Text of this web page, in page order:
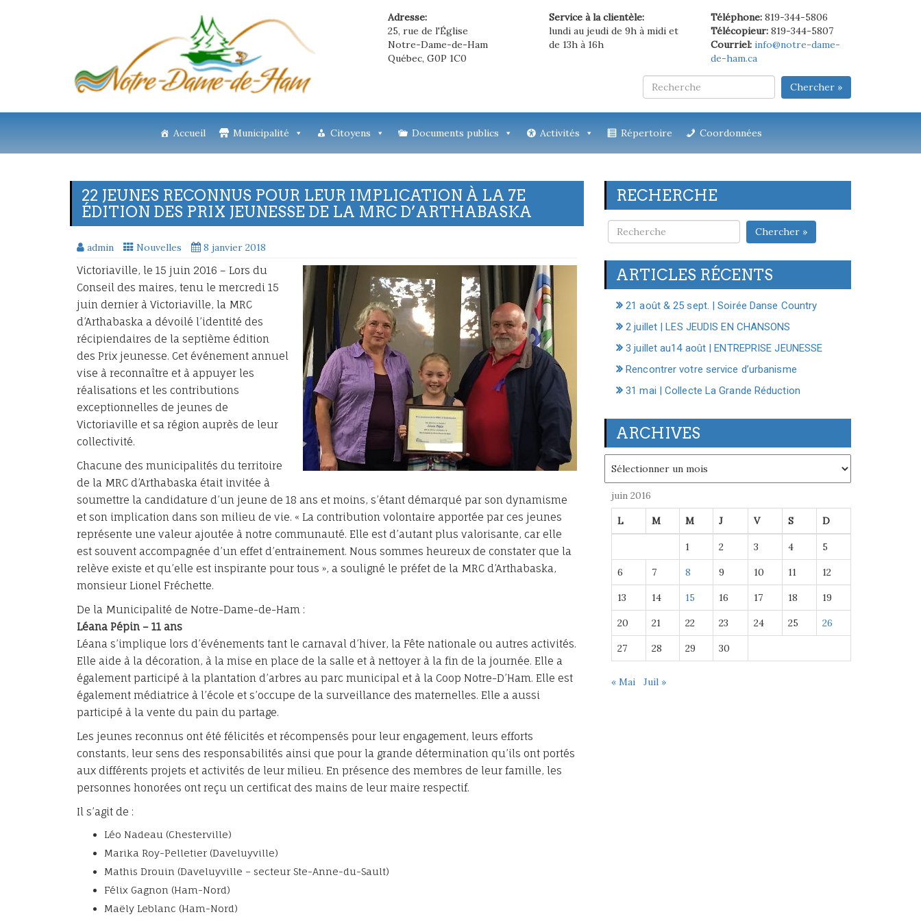
Adresse:
25, rue de l'Église
Notre-Dame-de-Ham
Québec, G0P 1C0
Service à la clientèle:
lundi au jeudi de 9h à midi et
de 13h à 16h
Téléphone:819-344-5806
Télécopieur:819-344-5807
Courriel: info@notre-dame-
de-ham.ca
Chercher »
Accueil Municipalité Citoyens Documents publics Activités Répertoire Coordonnées
22 JEUNES RECONNUS POUR LEUR IMPLICATION À LA 7E
ÉDITION DES PRIX JEUNESSE DE LA MRC D’ARTHABASKA
admin Nouvelles 8 janvier 2018
Victoriaville, le 15 juin 2016 – Lors du
Conseil des maires, tenu le mercredi 15
juin dernier à Victoriaville, la MRC
d’Arthabaska a dévoilé l’identité des
récipiendaires de la septième édition
des Prix jeunesse. Cet événement annuel
vise à reconnaître et à appuyer les
réalisations et les contributions
exceptionnelles de jeunes de
Victoriaville et sa région auprès de leur
collectivité.
Chacune des municipalités du territoire
de la MRC d’Arthabaska était invitée à
soumettre la candidature d’un jeune de 18 ans et moins, s’étant démarqué par son dynamisme
et son implication dans son milieu de vie. « La contribution volontaire apportée par ces jeunes
représente une valeur ajoutée à notre communauté. Elle est d’autant plus valorisante, car elle
est souvent accompagnée d’un effet d’entrainement. Nous sommes heureux de constater que la
relève existe et qu’elle est inspirante pour tous », a souligné le préfet de la MRC d’Arthabaska,
monsieur Lionel Fréchette.
De la Municipalité de Notre-Dame-de-Ham :
Léana Pépin – 11 ans
Léana s’implique lors d’événements tant le carnaval d’hiver, la Fête nationale ou autres activités.
Elle aide à la décoration, à la mise en place de la salle et à nettoyer à la fin de la journée. Elle a
également participé à la plantation d’arbres au parc municipal et à la Coop Notre-D’Ham. Elle est
également médiatrice à l’école et s’occupe de la surveillance des maternelles. Elle a aussi
participé à la vente du pain du partage.
Les jeunes reconnus ont été félicités et récompensés pour leur engagement, leurs efforts
constants, leur sens des responsabilités ainsi que pour la grande détermination qu’ils ont portés
aux différents projets et activités de leur milieu. En présence des membres de leur famille, les
personnes honorées ont reçu un certificat des mains de leur maire respectif.
Il s’agit de :
Léo Nadeau (Chesterville)
Marika Roy-Pelletier (Daveluyville)
Mathis Drouin (Daveluyville – secteur Ste-Anne-du-Sault)
Félix Gagnon (Ham-Nord)
Maëly Leblanc (Ham-Nord)
RECHERCHE
Chercher »
ARTICLES RÉCENTS
21 août & 25 sept. | Soirée Danse Country
2 juillet | LES JEUDIS EN CHANSONS
3 juillet au14 août | ENTREPRISE JEUNESSE
Rencontrer votre service d’urbanisme
31 mai | Collecte La Grande Réduction
ARCHIVES
juin 2016
L M M J V S D
1 2 3 4 5
6 7 8 9 10 11 12
13 14 15 16 17 18 19
20 21 22 23 24 25 26
27 28 29 30
« Mai Juil »